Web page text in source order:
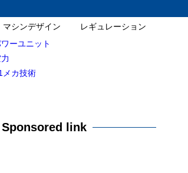
マシンデザイン
ーユニット
メカ技術
レギュレーション
Sponsored link